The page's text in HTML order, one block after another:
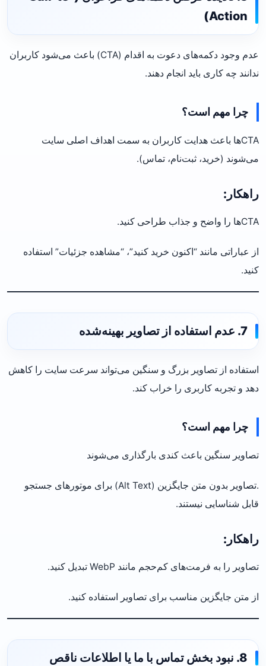
Action)
عدم وجود دکمه‌های دعوت به اقدام (CTA) باعث می‌شود کاربران
ندانند چه کاری باید انجام دهند.
چرا مهم است؟
CTA‌ها باعث هدایت کاربران به سمت اهداف اصلی سایت
می‌شوند (خرید، ثبت‌نام، تماس).
راهکار:
CTA‌ها را واضح و جذاب طراحی کنید.
از عباراتی مانند “اکنون خرید کنید”، “مشاهده جزئیات” استفاده
کنید.
7. عدم استفاده از تصاویر بهینه‌شده
استفاده از تصاویر بزرگ و سنگین می‌تواند سرعت سایت را کاهش
دهد و تجربه کاربری را خراب کند.
چرا مهم است؟
تصاویر سنگین باعث کندی بارگذاری می‌شوند
.تصاویر بدون متن جایگزین (Alt Text) برای موتورهای جستجو
قابل شناسایی نیستند.
راهکار:
تصاویر را به فرمت‌های کم‌حجم مانند WebP تبدیل کنید.
از متن جایگزین مناسب برای تصاویر استفاده کنید.
8. نبود بخش تماس با ما یا اطلاعات ناقص